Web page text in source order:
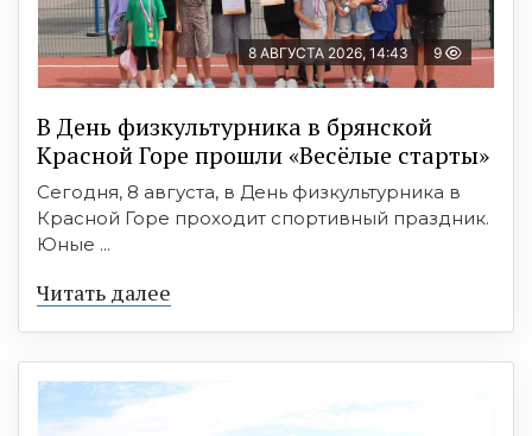
8 АВГУСТА 2026, 14:43 9
В День физкультурника в брянской
Красной Горе прошли «Весёлые старты»
Сегодня, 8 августа, в День физкультурника в
Красной Горе проходит спортивный праздник.
Юные ...
Читать далее